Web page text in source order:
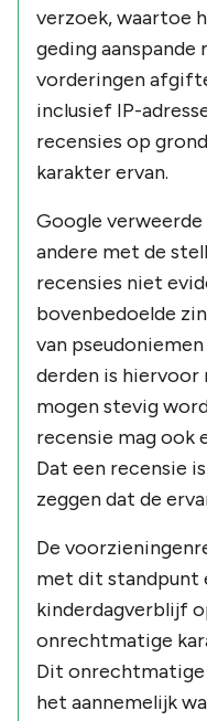
verzoek, waartoe
geding aanspande
vorderingen
inclusief IP-
recensies op
karakter ervan.
Google
andere met de
recensies niet
bovenbedoelde
van
derden is hiervoor
mogen stevig
recensie mag ook
Dat een recensie
zeggen dat de
De
met dit standpunt
kinderdagverblijf
onrechtmatige
Dit onrechtmatige
het aannemelijk